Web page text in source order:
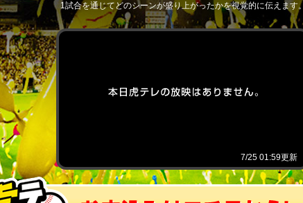
1試合を通じてどのシーンが盛り上がったかを視覚的に伝えます。
7/25 01:59更新